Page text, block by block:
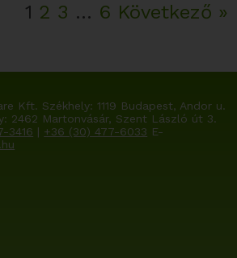
1 2 3 … 6 Következő »
Kft. Székhely: 1119 Budapest, Andor u.
2462 Martonvásár, Szent László út 3.
3416 | +36 (30) 477-6033 E-